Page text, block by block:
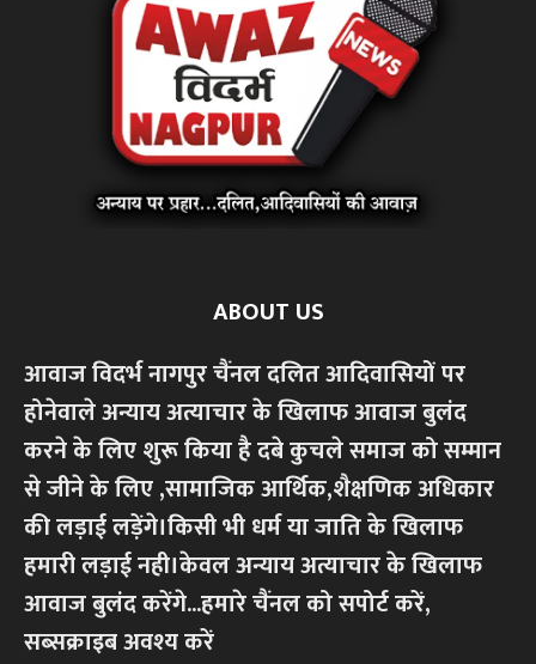
ABOUT US
आवाज विदर्भ नागपुर चैंनल दलित आदिवासियों पर
होनेवाले अन्याय अत्याचार के खिलाफ आवाज बुलंद
करने के लिए शुरू किया है दबे कुचले समाज को सम्मान
से जीने के लिए ,सामाजिक आर्थिक,शैक्षणिक अधिकार
की लड़ाई लड़ेंगे।किसी भी धर्म या जाति के खिलाफ
हमारी लड़ाई नही।केवल अन्याय अत्याचार के खिलाफ
आवाज बुलंद करेंगे...हमारे चैंनल को सपोर्ट करें,
सब्सक्राइब अवश्य करें